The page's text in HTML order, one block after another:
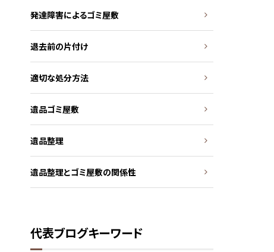
発達障害によるゴミ屋敷
退去前の片付け
適切な処分方法
遺品ゴミ屋敷
遺品整理
遺品整理とゴミ屋敷の関係性
代表ブログキーワード